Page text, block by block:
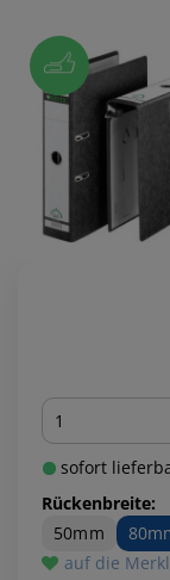
Menge
sofort
Rückenbreite:
50mm
auf die